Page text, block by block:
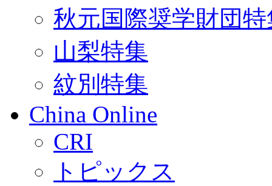
秋元国際奨学財団特
山梨特集
紋別特集
China Online
CRI
トピックス